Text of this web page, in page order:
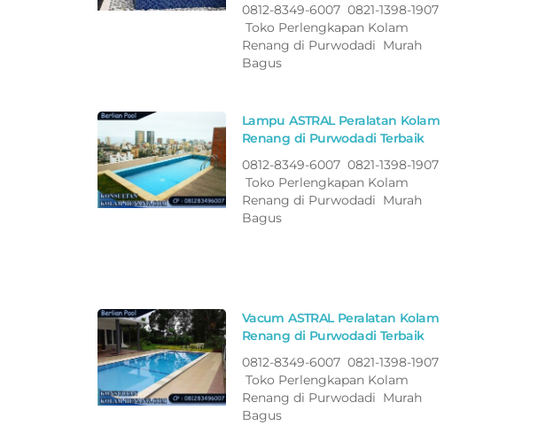
0812-8349-6007 0821-1398-1907
Toko Perlengkapan Kolam
Renang di Purwodadi Murah
Bagus
Lampu ASTRAL Peralatan Kolam
Renang di Purwodadi Terbaik
0812-8349-6007 0821-1398-1907
Toko Perlengkapan Kolam
Renang di Purwodadi Murah
Bagus
Vacum ASTRAL Peralatan Kolam
Renang di Purwodadi Terbaik
0812-8349-6007 0821-1398-1907
Toko Perlengkapan Kolam
Renang di Purwodadi Murah
Bagus